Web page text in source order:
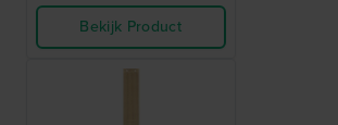
Bekijk Product